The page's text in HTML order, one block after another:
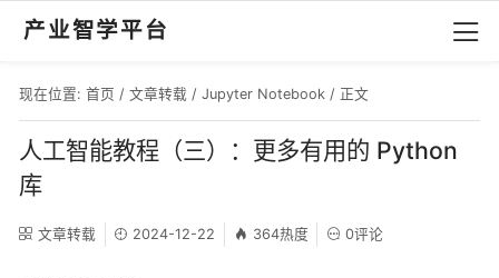
产业智学平台
现在位置: 首页 / 文章转载 / Jupyter Notebook / 正文
人工智能教程（三）：更多有用的 Python
库
文章转载 2024-12-22 364热度 0评论